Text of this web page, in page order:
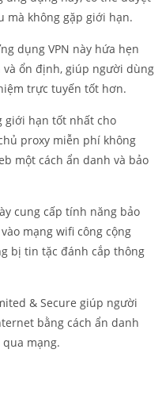
mà không gặp giới hạn.
dụng VPN này hứa hẹn
và ổn định, giúp người dùng
trực tuyến tốt hơn.
giới hạn tốt nhất cho
proxy miễn phí không
một cách ẩn danh và bảo
cung cấp tính năng bảo
mạng wifi công cộng
bị tin tặc đánh cắp thông
& Secure giúp người
bằng cách ẩn danh
mạng.